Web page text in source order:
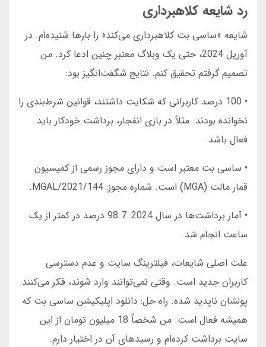
رد شایعه کلاهبرداری
شایعه «ساسی بت کلاهبرداری می‌کند» را بارها شنیده‌ام. در
آوریل 2024، حتی یک وبلاگ معتبر چنین ادعا کرد. من
تصمیم گرفتم تحقیق کنم. نتایج شگفت‌انگیز بود:
• 100 درصد کاربرانی که شکایت داشتند، قوانین شرط‌بندی را
نخوانده بودند. مثلاً در بازی انفجار، برداشت خودکار باید
فعال باشد.
• ساسی بت معتبر است و دارای مجوز رسمی از کمیسیون
قمار مالت (MGA) است. شماره مجوز: MGAL/2021/144.
• آمار برداشت‌ها در سال 2024: 98.7 درصد در کمتر از یک
ساعت انجام شد.
علت اصلی شایعات، فیلترینگ سایت و عدم دسترسی
کاربران جدید است. وقتی نمی‌توانند وارد شوند، فکر می‌کنند
پولشان ناپدید شده. راه حل: دانلود اپلیکیشن ساسی بت که
همیشه فعال است. من شخصاً 18 میلیون تومان از این
سایت برداشت کرده‌ام و رسیدهای آن در اختیار دارم.